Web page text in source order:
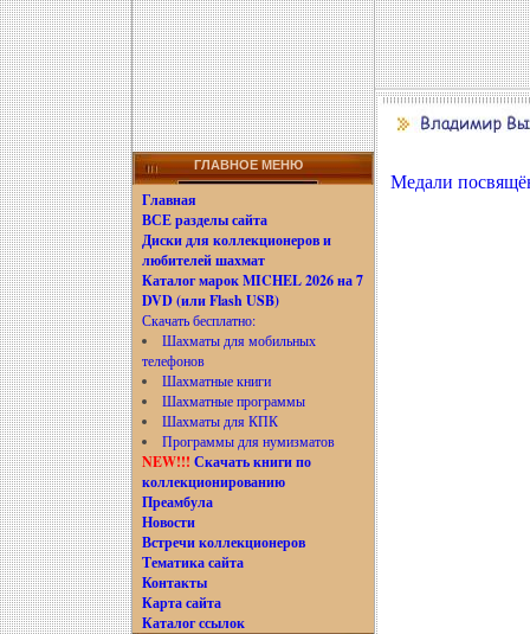
ГЛАВНОЕ МЕНЮ
Главная
ВСЕ разделы сайта
Диски для коллекционеров и
любителей шахмат
Каталог марок MICHEL 2026 на 7
DVD (или Flash USB)
Скачать бесплатно:
Шахматы для мобильных
телефонов
Шахматные книги
Шахматные программы
Шахматы для КПК
Программы для нумизматов
NEW!!! Скачать книги по
коллекционированию
Преамбула
Новости
Встречи коллекционеров
Тематика сайта
Контакты
Карта сайта
Каталог ссылок
Медали